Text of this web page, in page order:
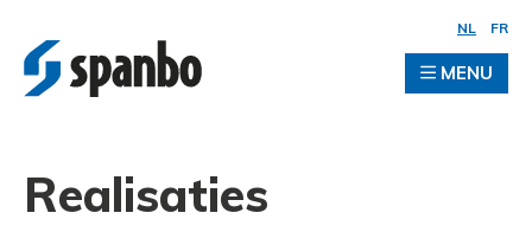
NL FR
MENU
Realisaties